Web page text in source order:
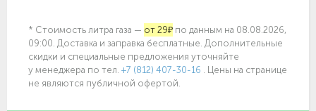
* Стоимость литра газа — от 29₽ по данным на 08.08.2026,
09:00. Доставка и заправка бесплатные. Дополнительные
скидки и специальные предложения уточняйте
у менеджера по тел. +7 (812) 407-30-16 . Цены на странице
не являются публичной офертой.